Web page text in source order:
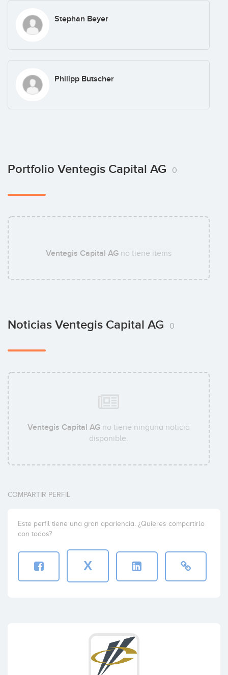
Stephan Beyer
Philipp Butscher
Portfolio Ventegis Capital AG 0
Ventegis Capital AG no tiene items
Noticias Ventegis Capital AG 0
Ventegis Capital AG no tiene ninguna noticia
disponible.
COMPARTIR PERFIL
Este perfil tiene una gran apariencia. ¿Quieres compartirlo
con todos?
X